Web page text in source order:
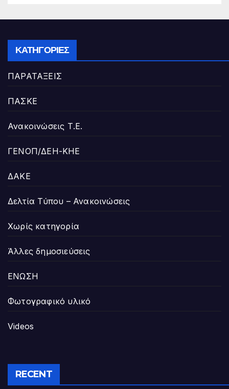
ΚΑΤΗΓΟΡΊΕΣ
ΠΑΡΑΤΑΞΕΙΣ
ΠΑΣΚΕ
Ανακοινώσεις Τ.Ε.
ΓΕΝΟΠ/ΔΕΗ-ΚΗΕ
ΔΑΚΕ
Δελτία Τύπου – Ανακοινώσεις
Χωρίς κατηγορία
Άλλες δημοσιεύσεις
ΕΝΩΣΗ
Φωτογραφικό υλικό
Videos
RECENT